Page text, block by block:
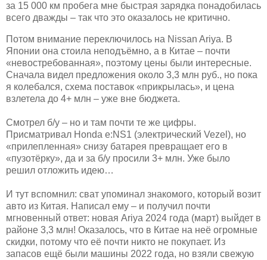
за 15 000 км пробега мне быстрая зарядка понадобилась
всего дважды – так что это оказалось не критично.
Потом внимание переключилось на Nissan Ariya. В
Японии она стоила неподъёмно, а в Китае – почти
«невостребованная», поэтому цены были интересные.
Сначала видел предложения около 3,3 млн руб., но пока
я колебался, схема поставок «прикрылась», и цена
взлетела до 4+ млн – уже вне бюджета.
Смотрел б/у – но и там почти те же цифры.
Присматривал Honda e:NS1 (электрический Vezel), но
«прилепленная» снизу батарея превращает его в
«пузотёрку», да и за б/у просили 3+ млн. Уже было
решил отложить идею…
И тут вспомнил: сват упоминал знакомого, который возит
авто из Китая. Написал ему – и получил почти
мгновенный ответ: новая Ariya 2024 года (март) выйдет в
районе 3,3 млн! Оказалось, что в Китае на неё огромные
скидки, потому что её почти никто не покупает. Из
запасов ещё были машины 2022 года, но взяли свежую